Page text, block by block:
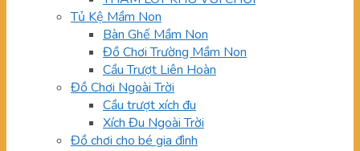
Tủ Kệ Mầm Non
Bàn Ghế Mầm Non
Đồ Chơi Trường Mầm Non
Cầu Trượt Liên Hoàn
Đồ Chơi Ngoài Trời
Cầu trượt xích đu
Xích Đu Ngoài Trời
Đồ chơi cho bé gia đình